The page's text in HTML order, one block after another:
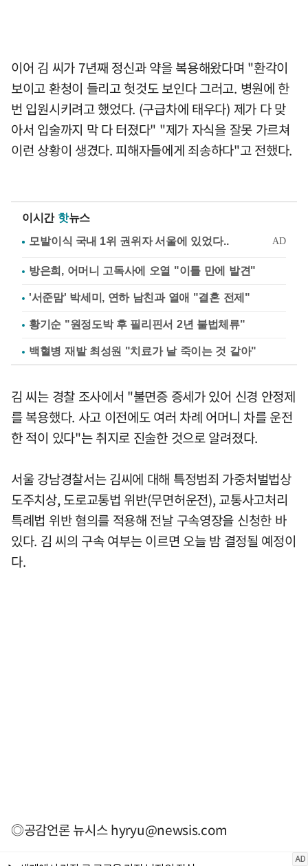
이어 김 씨가 7년째 정신과 약을 복용해왔다며 "환각이
보이고 환청이 들리고 헛것도 보인다 그러고. 병원에 한
번 입원시키려고 했었다. (구급차에 태우다) 제가 다 맞
아서 입술까지 막 다 터졌다" "제가 자식을 잘못 가르쳐
이런 상황이 생겼다. 피해자들에게 죄송하다"고 전했다.
이시간 핫뉴스
방은희, 어머니 고독사에 오열 "이틀 만에 발견"
'서준맘' 박세미, 연하 남친과 열애 "결혼 전제"
황기순 "원정도박 후 필리핀서 2년 불법체류"
백혈병 재발 최성원 "치료가 날 죽이는 것 같아"
김 씨는 경찰 조사에서 "불면증 증세가 있어 신경 안정제
를 복용했다. 사고 이전에도 여러 차례 어머니 차를 운전
한 적이 있다"는 취지로 진술한 것으로 알려졌다.
서울 강남경찰서는 김씨에 대해 특정범죄 가중처벌법상
도주치상, 도로교통법 위반(무면허운전), 교통사고처리
특례법 위반 혐의를 적용해 전날 구속영장을 신청한 바
있다. 김 씨의 구속 여부는 이르면 오늘 밤 결정될 예정이
다.
◎공감언론 뉴시스hyryu@newsis.com